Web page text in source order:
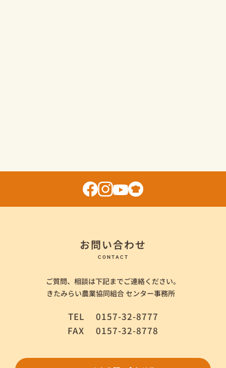
お問い合わせ
CONTACT
ご質問、相談は下記までご連絡ください。
きたみらい農業協同組合 センター事務所
TEL 0157-32-8777
FAX 0157-32-8778